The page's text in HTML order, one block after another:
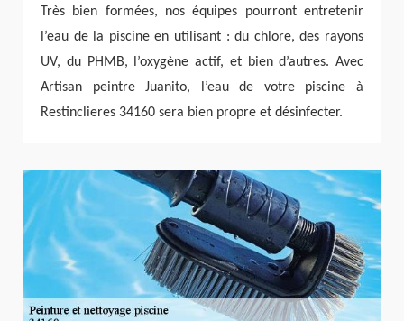
Très bien formées, nos équipes pourront entretenir
l’eau de la piscine en utilisant : du chlore, des rayons
UV, du PHMB, l’oxygène actif, et bien d’autres. Avec
Artisan peintre Juanito, l’eau de votre piscine à
Restinclieres 34160 sera bien propre et désinfecter.